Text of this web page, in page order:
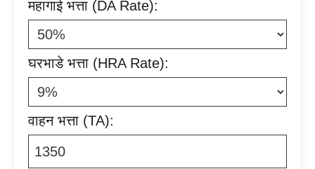
महागाई भत्ता (DA Rate):
घरभाडे भत्ता (HRA Rate):
वाहन भत्ता (TA):